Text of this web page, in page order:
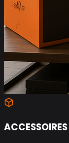
ACCESSOIRES